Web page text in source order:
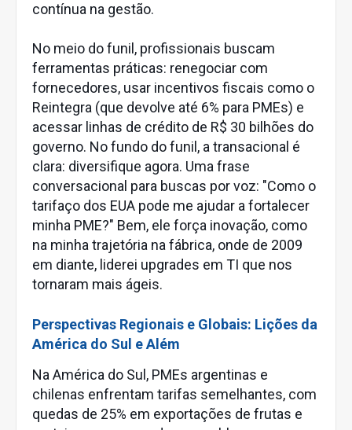
contínua na gestão.
No meio do funil, profissionais buscam
ferramentas práticas: renegociar com
fornecedores, usar incentivos fiscais como o
Reintegra (que devolve até 6% para PMEs) e
acessar linhas de crédito de R$ 30 bilhões do
governo. No fundo do funil, a transacional é
clara: diversifique agora. Uma frase
conversacional para buscas por voz: "Como o
tarifaço dos EUA pode me ajudar a fortalecer
minha PME?" Bem, ele força inovação, como
na minha trajetória na fábrica, onde de 2009
em diante, liderei upgrades em TI que nos
tornaram mais ágeis.
Perspectivas Regionais e Globais: Lições da
América do Sul e Além
Na América do Sul, PMEs argentinas e
chilenas enfrentam tarifas semelhantes, com
quedas de 25% em exportações de frutas e